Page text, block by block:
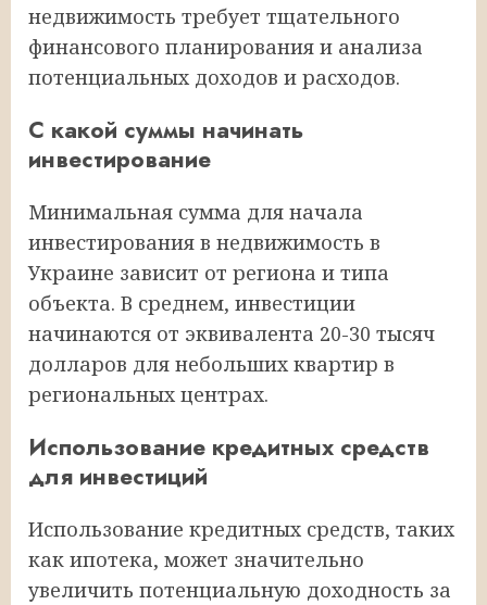
недвижимость требует тщательного
финансового планирования и анализа
потенциальных доходов и расходов.
С какой суммы начинать
инвестирование
Минимальная сумма для начала
инвестирования в недвижимость в
Украине зависит от региона и типа
объекта. В среднем, инвестиции
начинаются от эквивалента 20-30 тысяч
долларов для небольших квартир в
региональных центрах.
Использование кредитных средств
для инвестиций
Использование кредитных средств, таких
как ипотека, может значительно
увеличить потенциальную доходность за